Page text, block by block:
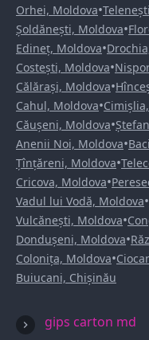
Orhei, Moldova•
Șoldănești, Moldova•
Edineț, Moldova•
Costești, Moldova•
Călărași, Moldova•
Cahul, Moldova•
Căușeni, Moldova•
Anenii Noi, Moldova•
Țînțăreni, Moldova•
Cricova, Moldova•
Vadul lui Vodă, Moldova•
Vulcănești, Moldova•
Dondușeni, Moldova•
Colonița, Moldova•
Buiucani, Chișinău
gips carton md